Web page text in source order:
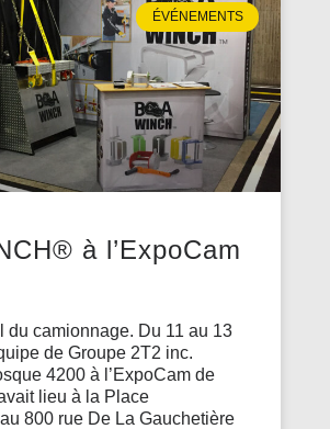
ÉVÉNEMENTS
à l’ExpoCam
du camionnage. Du 11 au 13
de Groupe 2T2 inc.
4200 à l’ExpoCam de
lieu à la Place
800 rue De La Gauchetière